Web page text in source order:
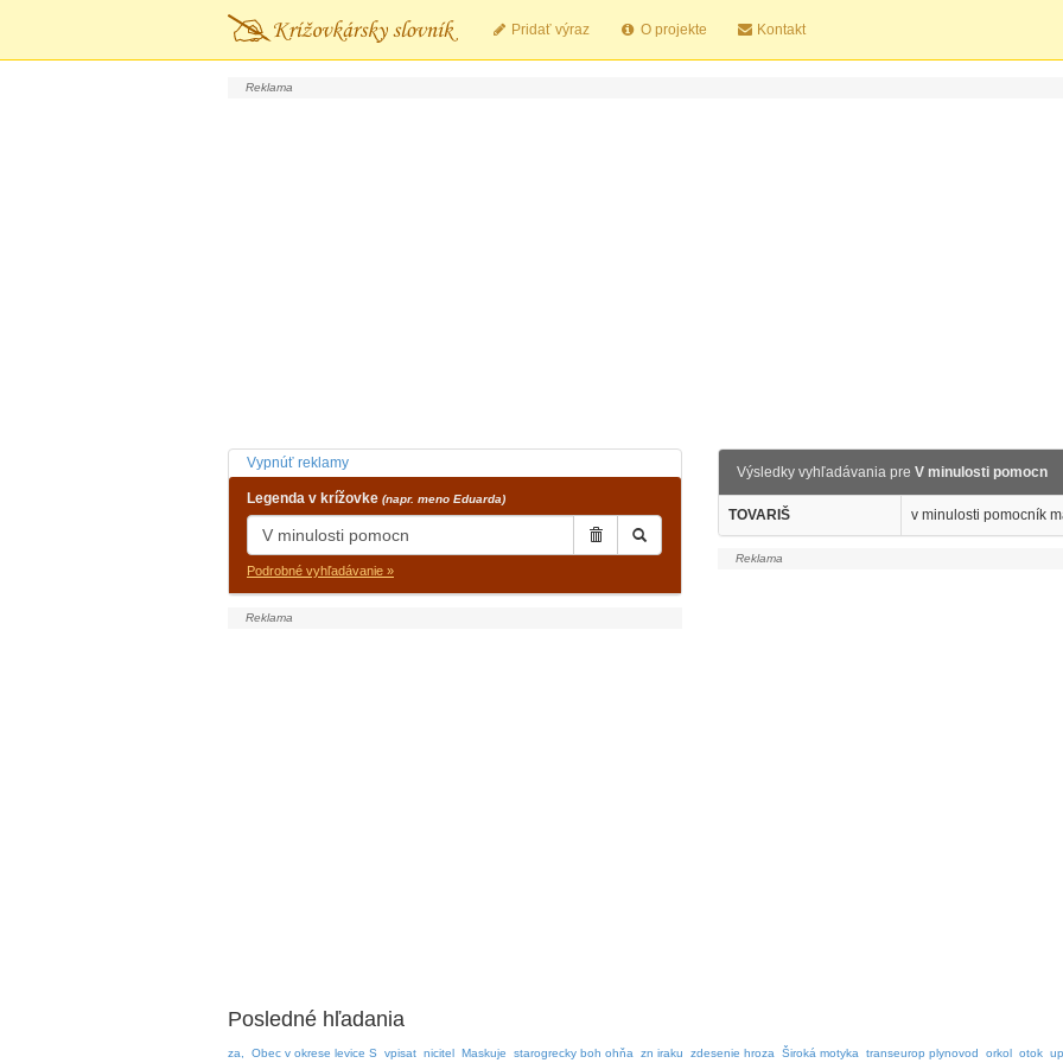
Pridať výraz O projekte Kontakt
Vypnúť reklamy
Legenda v krížovke (napr. meno Eduarda)
Podrobné vyhľadávanie »
Výsledky vyhľadávania pre V minulosti pomocn
TOVARIŠ v minulosti pomocník
Posledné hľadania
za, Obec v okrese levice S vpisat nicitel Maskuje starogrecky boh ohňa zn iraku zdesenie hroza Široká motyka transeurop plynovod orkol otok